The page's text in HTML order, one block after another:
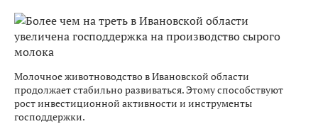
Молочное животноводство в Ивановской области
продолжает стабильно развиваться. Этому способствуют
рост инвестиционной активности и инструменты
господдержки.